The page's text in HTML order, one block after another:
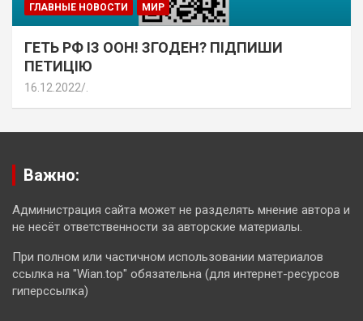
ГЛАВНЫЕ НОВОСТИ МИР
ГЕТЬ РФ ІЗ ООН! ЗГОДЕН? ПІДПИШИ
ПЕТИЦІЮ
16.12.2022
Важно:
Администрация сайта может не разделять мнение автора и
не несёт ответственности за авторские материалы.
При полном или частичном использовании материалов
ссылка на "Wian.top" обязательна (для интернет-ресурсов
гиперссылка)